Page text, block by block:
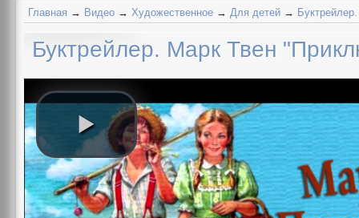
Главная → Видео → Художественное → Для детей →
Буктрейлер. Марк Твен